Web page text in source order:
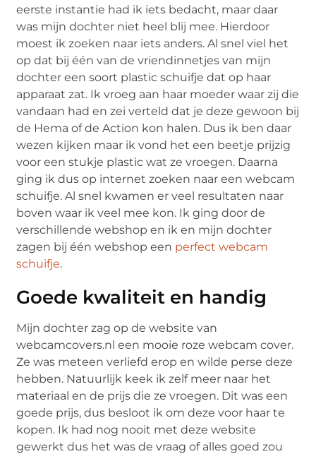
eerste instantie had ik iets bedacht, maar daar
was mijn dochter niet heel blij mee. Hierdoor
moest ik zoeken naar iets anders. Al snel viel het
op dat bij één van de vriendinnetjes van mijn
dochter een soort plastic schuifje dat op haar
apparaat zat. Ik vroeg aan haar moeder waar zij die
vandaan had en zei verteld dat je deze gewoon bij
de Hema of de Action kon halen. Dus ik ben daar
wezen kijken maar ik vond het een beetje prijzig
voor een stukje plastic wat ze vroegen. Daarna
ging ik dus op internet zoeken naar een webcam
schuifje. Al snel kwamen er veel resultaten naar
boven waar ik veel mee kon. Ik ging door de
verschillende webshop en ik en mijn dochter
zagen bij één webshop een perfect webcam
schuifje.
Goede kwaliteit en handig
Mijn dochter zag op de website van
webcamcovers.nl een mooie roze webcam cover.
Ze was meteen verliefd erop en wilde perse deze
hebben. Natuurlijk keek ik zelf meer naar het
materiaal en de prijs die ze vroegen. Dit was een
goede prijs, dus besloot ik om deze voor haar te
kopen. Ik had nog nooit met deze website
gewerkt dus het was de vraag of alles goed zou